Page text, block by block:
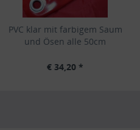
PVC klar mit farbigem Saum
und Ösen alle 50cm
€ 34,20 *